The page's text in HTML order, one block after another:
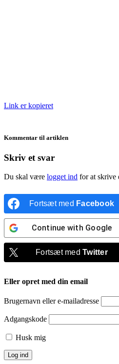
Link er kopieret
Kommentar til artiklen
Skriv et svar
Du skal være logget ind for at skrive
Fortsæt med Facebook
Continue with Google
Fortsæt medTwitter
Eller opret med din email
Brugernavn eller e-mailadresse
Adgangskode
Husk mig